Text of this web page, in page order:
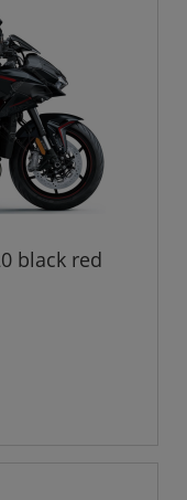
black red